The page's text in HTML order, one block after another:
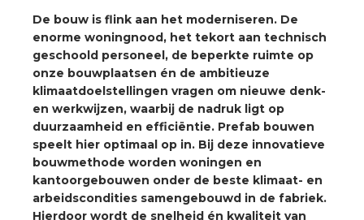
De bouw is flink aan het moderniseren. De
enorme woningnood, het tekort aan technisch
geschoold personeel, de beperkte ruimte op
onze bouwplaatsen én de ambitieuze
klimaatdoelstellingen vragen om nieuwe denk-
en werkwijzen, waarbij de nadruk ligt op
duurzaamheid en efficiëntie. Prefab bouwen
speelt hier optimaal op in. Bij deze innovatieve
bouwmethode worden woningen en
kantoorgebouwen onder de beste klimaat- en
arbeidscondities samengebouwd in de fabriek.
Hierdoor wordt de snelheid én kwaliteit van
installeren
installeren
installeren